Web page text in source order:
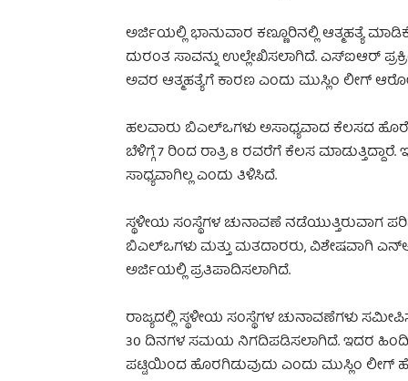
ಅರ್ಜಿಯಲ್ಲಿ ಭಾನುವಾರ ಕಣ್ಣೂರಿನಲ್ಲಿ ಆತ್ಮಹತ್ಯೆ
ದುರಂತ ಸಾವನ್ನು ಉಲ್ಲೇಖಿಸಲಾಗಿದೆ. ಎಸ್‌ಐಆರ್
ಅವರ ಆತ್ಮಹತ್ಯೆಗೆ ಕಾರಣ ಎಂದು ಮುಸ್ಲಿಂ ಲೀಗ್
ಹಲವಾರು ಬಿಎಲ್‌ಒಗಳು ಅಸಾಧ್ಯವಾದ ಕೆಲಸದ
ಬೆಳಿಗ್ಗೆ 7 ರಿಂದ ರಾತ್ರಿ 8 ರವರೆಗೆ ಕೆಲಸ
ಸಾಧ್ಯವಾಗಿಲ್ಲ ಎಂದು ತಿಳಿಸಿದೆ.
ಸ್ಥಳೀಯ ಸಂಸ್ಥೆಗಳ ಚುನಾವಣೆ ನಡೆಯುತ್ತಿರುವಾಗ
ಬಿಎಲ್‌ಒಗಳು ಮತ್ತು ಮತದಾರರು, ವಿಶೇಷವಾಗಿ
ಅರ್ಜಿಯಲ್ಲಿ ಪ್ರತಿಪಾದಿಸಲಾಗಿದೆ.
ರಾಜ್ಯದಲ್ಲಿ ಸ್ಥಳೀಯ ಸಂಸ್ಥೆಗಳ ಚುನಾವಣೆಗಳು
30 ದಿನಗಳ ಸಮಯ ನಿಗದಿಪಡಿಸಲಾಗಿದೆ. ಇದರ ಹಿಂದಿನ
ಪಟ್ಟಿಯಿಂದ ಹೊರಗಿಡುವುದು ಎಂದು ಮುಸ್ಲಿಂ ಲೀಗ್